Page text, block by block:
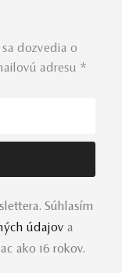
dozvedia o
adresu *
Súhlasím
údajov a
ako 16 rokov.